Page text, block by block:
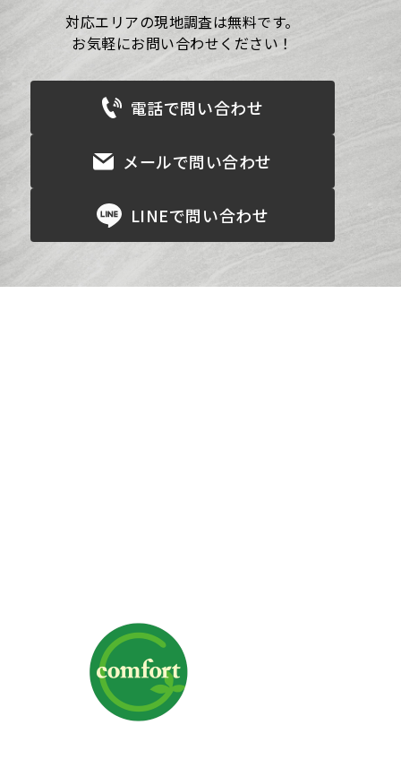
対応エリアの現地調査は無料です。
お気軽にお問い合わせください！
電話で問い合わせ
メールで問い合わせ
LINEで問い合わせ